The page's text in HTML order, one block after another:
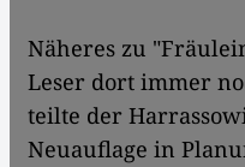
Näheres zu
Leser dort immer
teilte der
Neuauflage in